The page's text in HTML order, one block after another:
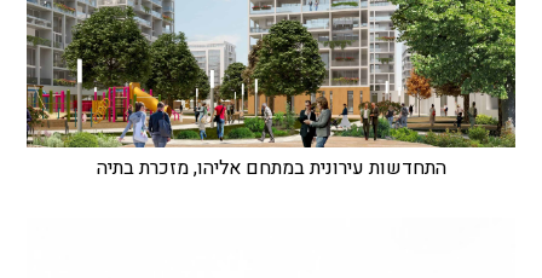
התחדשות עירונית במתחם אליהו, מזכרת בתיה